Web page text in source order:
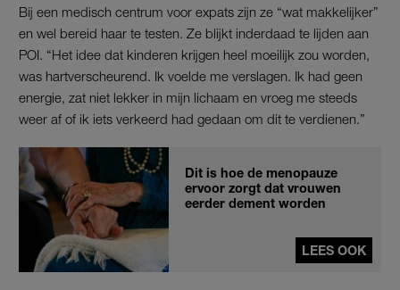
Bij een medisch centrum voor expats zijn ze “wat makkelijker”
en wel bereid haar te testen. Ze blijkt inderdaad te lijden aan
POI. “Het idee dat kinderen krijgen heel moeilijk zou worden,
was hartverscheurend. Ik voelde me verslagen. Ik had geen
energie, zat niet lekker in mijn lichaam en vroeg me steeds
weer af of ik iets verkeerd had gedaan om dit te verdienen.”
Dit is hoe de menopauze
ervoor zorgt dat vrouwen
eerder dement worden
LEES OOK